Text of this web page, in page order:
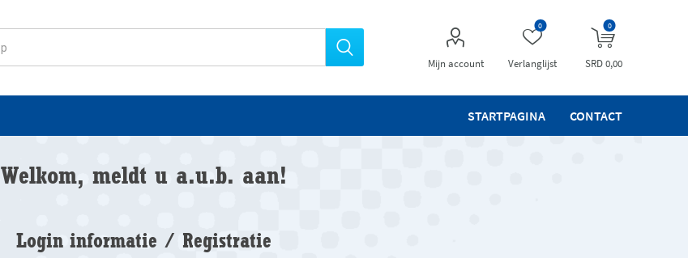
Mijn account Verlanglijst
0 0
SRD 0,00
STARTPAGINA CONTACT
Welkom, meldt u a.u.b. aan!
Login informatie / Registratie